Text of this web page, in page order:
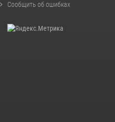
Сообщить об ошибках